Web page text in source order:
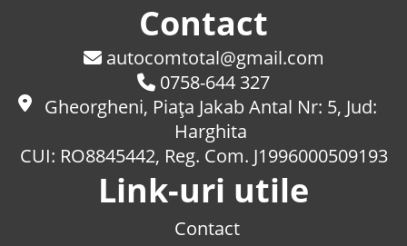
Contact
autocomtotal@gmail.com
0758-644 327
Gheorgheni, Piaţa Jakab Antal Nr: 5, Jud:
Harghita
CUI: RO8845442, Reg. Com. J1996000509193
Link-uri utile
Contact